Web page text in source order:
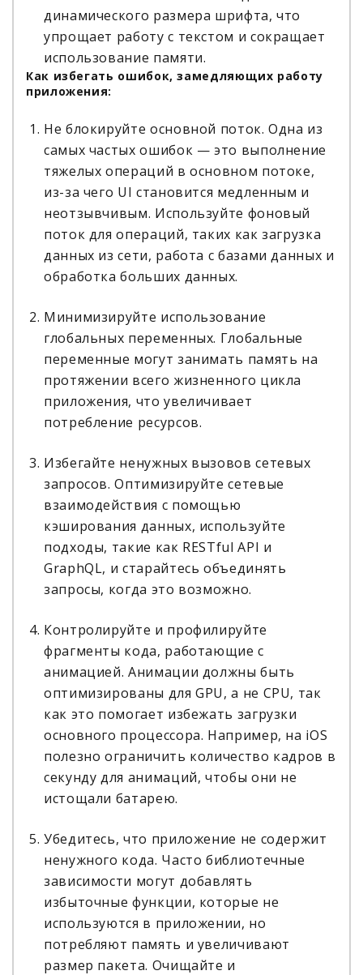
динамического размера шрифта, что
упрощает работу с текстом и сокращает
использование памяти.
Как избегать ошибок, замедляющих работу
приложения:
Не блокируйте основной поток. Одна из
самых частых ошибок — это выполнение
тяжелых операций в основном потоке,
из-за чего UI становится медленным и
неотзывчивым. Используйте фоновый
поток для операций, таких как загрузка
данных из сети, работа с базами данных и
обработка больших данных.
Минимизируйте использование
глобальных переменных. Глобальные
переменные могут занимать память на
протяжении всего жизненного цикла
приложения, что увеличивает
потребление ресурсов.
Избегайте ненужных вызовов сетевых
запросов. Оптимизируйте сетевые
взаимодействия с помощью
кэширования данных, используйте
подходы, такие как RESTful API и
GraphQL, и старайтесь объединять
запросы, когда это возможно.
Контролируйте и профилируйте
фрагменты кода, работающие с
анимацией. Анимации должны быть
оптимизированы для GPU, а не CPU, так
как это помогает избежать загрузки
основного процессора. Например, на iOS
полезно ограничить количество кадров в
секунду для анимаций, чтобы они не
истощали батарею.
Убедитесь, что приложение не содержит
ненужного кода. Часто библиотечные
зависимости могут добавлять
избыточные функции, которые не
используются в приложении, но
потребляют память и увеличивают
размер пакета. Очищайте и